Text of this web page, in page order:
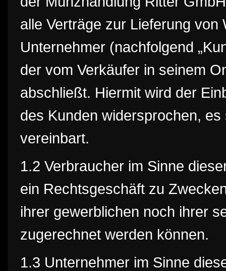
alle Verträge zur Lieferung
Unternehmer (nachfolgend
der vom Verkäufer in seinem
abschließt. Hiermit wird der
des Kunden widersprochen,
vereinbart.
1.2 Verbraucher im Sinne
ein Rechtsgeschäft zu
ihrer gewerblichen noch ihrer
zugerechnet werden können.
1.3 Unternehmer im Sinne